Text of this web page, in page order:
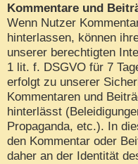
Kommentare und
Wenn Nutzer
hinterlassen, können
unserer berechtigten
1 lit. f. DSGVO für 7
erfolgt zu unserer
Kommentaren und
hinterlässt
Propaganda, etc.). In
den Kommentar oder
daher an der Identität